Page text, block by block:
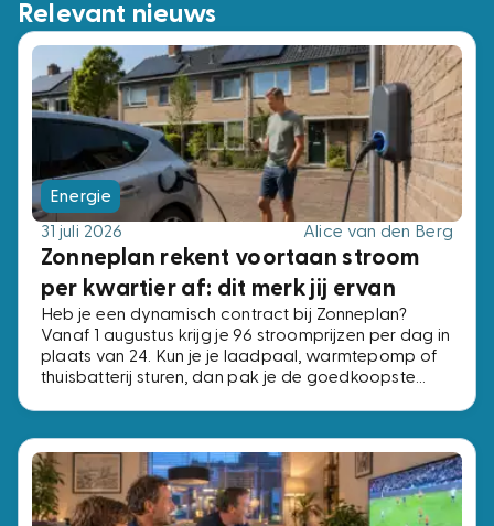
Relevant nieuws
Energie
31 juli 2026
Alice van den Berg
Zonneplan rekent voortaan stroom
per kwartier af: dit merk jij ervan
Heb je een dynamisch contract bij Zonneplan?
Vanaf 1 augustus krijg je 96 stroomprijzen per dag in
plaats van 24. Kun je je laadpaal, warmtepomp of
thuisbatterij sturen, dan pak je de goedkoopste